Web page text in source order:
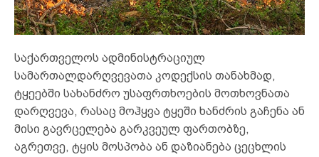
საქართველოს ადმინისტრაციულ
სამართალდარღვევათა კოდექსის თანახმად,
ტყეებში სახანძრო უსაფრთხოების მოთხოვნათა
დარღვევა, რასაც მოჰყვა ტყეში ხანძრის გაჩენა ან
მისი გავრცელება გარკვეულ ფართობზე,
აგრეთვე, ტყის მოსპობა ან დაზიანება ცეცხლის